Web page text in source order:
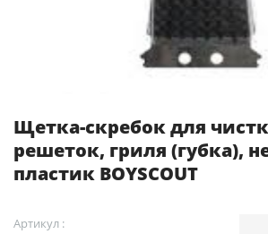
Щетка-скребок для
решеток, гриля (губка),
пластик BOYSCOUT
Артикул :